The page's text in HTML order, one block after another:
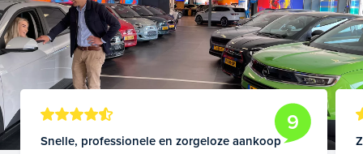
9
Snelle, professionele en zorgeloze aankoop